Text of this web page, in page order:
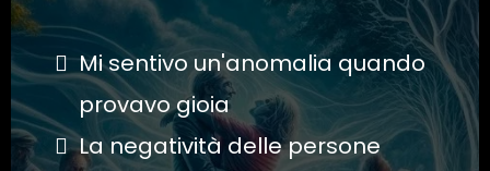
Mi sentivo un'anomalia quando
provavo gioia
La negatività delle persone